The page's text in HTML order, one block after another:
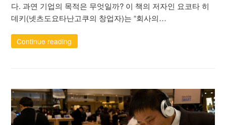
다. 과연 기업의 목적은 무엇일까? 이 책의 저자인 요코타 히
데키(넷츠도요타난고쿠의 창업자)는 “회사의…
Continue reading